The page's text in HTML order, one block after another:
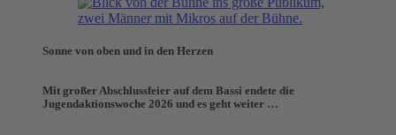
Sonne von oben und in den Herzen
Mit großer Abschlussfeier auf dem Bassi endete die
Jugendaktionswoche 2026 und es geht weiter …